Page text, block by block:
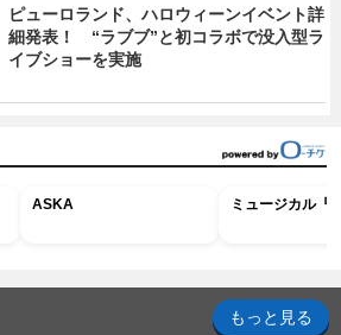
ピューロランド、ハロウィーンイベント詳
細発表！ “ラブブ”と初コラボで没入型ラ
イブショーを実施
ASKA ミュージカル『
もっと見る